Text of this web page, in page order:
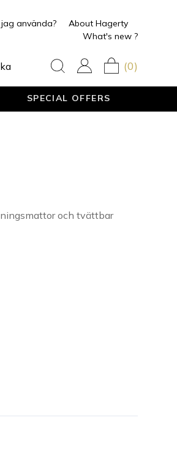
använda?
About Hagerty
What's new ?
(0)
SPECIAL OFFERS
och tvättbar